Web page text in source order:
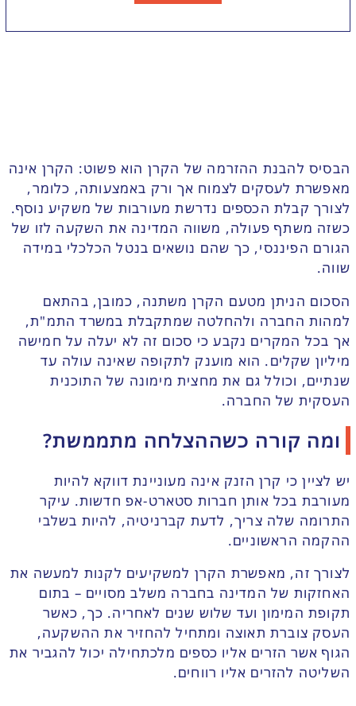
הבסיס להבנת ההזרמה של הקרן הוא פשוט: הקרן אינה
מאפשרת לעסקים לצמוח אך ורק באמצעותה, כלומר,
לצורך קבלת הכספים נדרשת מעורבות של משקיע נוסף.
כשזה משתף פעולה, משווה המדינה את השקעה לזו של
הגורם הפיננסי, כך שהם נושאים בנטל הכלכלי במידה
שווה.
הסכום הניתן מטעם הקרן משתנה, כמובן, בהתאם
למהות החברה ולהחלטה שמתקבלת במשרד התמ"ת,
אך בכל המקרים נקבע כי סכום זה לא יעלה על חמישה
מיליון שקלים. הוא מוענק לתקופה שאינה עולה עד
שנתיים, וכולל גם את מחצית מימונה של התוכנית
העסקית של החברה.
ומה קורה כשההצלחה מתממשת?
יש לציין כי קרן הזנק אינה מעוניינת דווקא להיות
מעורבת בכל אותן חברות סטארט-אפ חדשות. עיקר
התרומה שלה צריך, לדעת קברניטיה, להיות בשלבי
ההקמה הראשוניים.
לצורך זה, מאפשרת הקרן למשקיעים לקנות למעשה את
האחזקות של המדינה בחברה משלב מסויים – בתום
תקופת המימון ועד שלוש שנים לאחריה. כך, כאשר
העסק צוברת תאוצה ומתחיל להחזיר את ההשקעה,
הגוף אשר הזרים אליו כספים מלכתחילה יכול להגביר את
השליטה להזרים אליו רווחים.